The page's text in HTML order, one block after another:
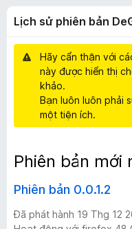
p
h
i
ê
b
ả
n
n
à
o
Lịch sử phiên bản
Hãy cẩn thận với
này được hiển thị
khảo.
Bạn luôn luôn phải
một tiện ích.
Phiên bản mới
Phiên bản 0.0.1.2
Đã phát hành 19 Thg 12